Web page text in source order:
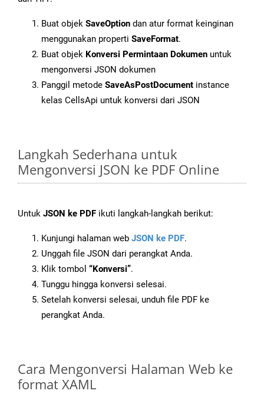
Buat objek SaveOption dan atur format keinginan
menggunakan properti SaveFormat.
Buat objek Konversi Permintaan Dokumen untuk
mengonversi JSON dokumen
Panggil metode SaveAsPostDocument instance
kelas CellsApi untuk konversi dari JSON
Langkah Sederhana untuk
Mengonversi JSON ke PDF Online
Untuk JSON ke PDF ikuti langkah-langkah berikut:
Kunjungi halaman web JSON ke PDF.
Unggah file JSON dari perangkat Anda.
Klik tombol “Konversi”.
Tunggu hingga konversi selesai.
Setelah konversi selesai, unduh file PDF ke
perangkat Anda.
Cara Mengonversi Halaman Web ke
format XAML